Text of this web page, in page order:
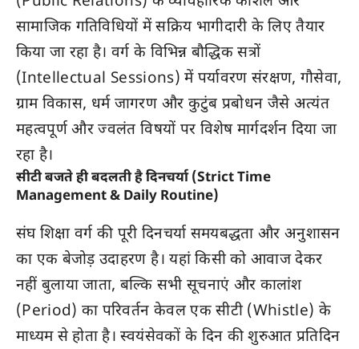
सामाजिक गतिविधियों में सक्रिय भागीदारी के लिए तैयार
किया जा रहा है। वर्ग के विभिन्न बौद्धिक सत्रों
(Intellectual Sessions) में पर्यावरण संरक्षण, गौसेवा,
ग्राम विकास, धर्म जागरण और कुटुंब प्रबोधन जैसे अत्यंत
महत्वपूर्ण और ज्वलंत विषयों पर विशेष मार्गदर्शन दिया जा
रहा है।
सीटी बजते ही बदलती है दिनचर्या (Strict Time
Management & Daily Routine)
संघ शिक्षा वर्ग की पूरी दिनचर्या समयबद्धता और अनुशासन
का एक बेजोड़ उदाहरण है। यहां किसी को आवाज देकर
नहीं बुलाया जाता, बल्कि सभी सूचनाएं और कालांश
(Period) का परिवर्तन केवल एक सीटी (Whistle) के
माध्यम से होता है। स्वयंसेवकों के दिन की शुरुआत प्रतिदिन